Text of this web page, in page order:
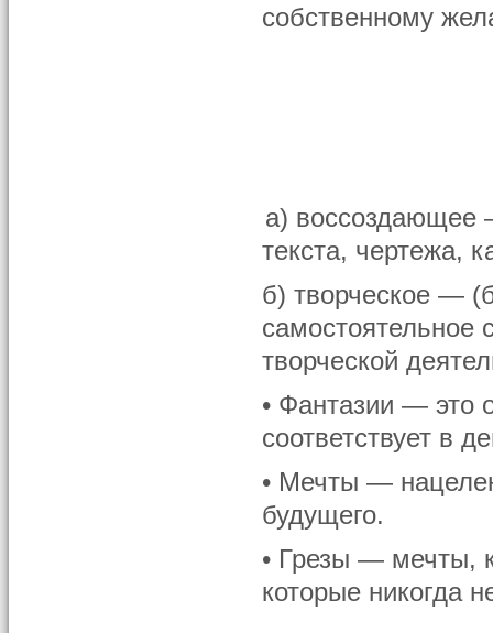
собственному
а) воссоздающее
текста, чертежа,
б) творческое —
самостоятельное
творческой
• Фантазии — это
соответствует в
• Мечты —
будущего.
• Грезы — мечты,
которые никогда